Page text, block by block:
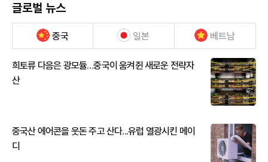
글로벌 뉴스
중국 일본 베트남
희토류 다음은 광모듈…중국이 움켜쥔 새로운 전략자
산
중국산 에어콘을 웃돈 주고 산다...유럽 열광시킨 메이
디